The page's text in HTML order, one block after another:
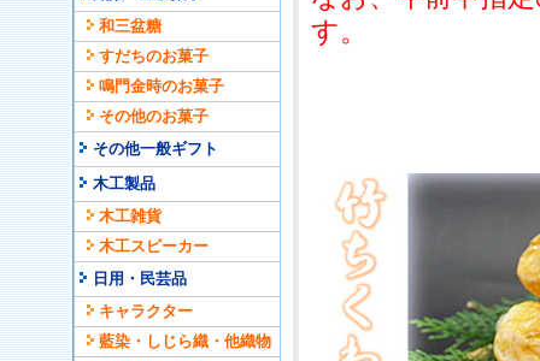
和三盆糖
すだちのお菓子
鳴門金時のお菓子
その他のお菓子
その他一般ギフト
木工製品
木工雑貨
木工スピーカー
日用・民芸品
キャラクター
藍染・しじら織・他織物
す。